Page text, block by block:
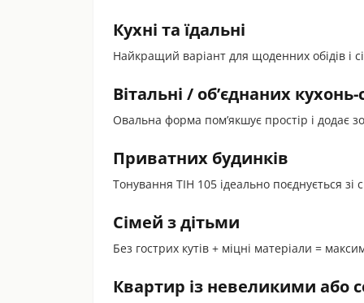
Кухні та їдальні
Найкращий варіант для щоденних обідів і
Вітальні / об’єднаних кухонь-
Овальна форма пом’якшує простір і додає
Приватних будинків
Тонування ТІН 105 ідеально поєднується зі
Сімей з дітьми
Без гострих кутів + міцні матеріали =
Квартир із невеликими або